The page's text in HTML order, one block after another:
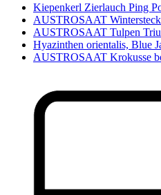
Kiepenkerl Zierlauch Ping
AUSTROSAAT
AUSTROSAAT Tulpen
Hyazinthen orientalis, Blue
AUSTROSAAT Krokusse